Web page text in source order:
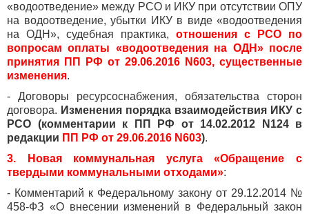
«водоотведение» между РСО и ИКУ при отсутствии ОПУ
на водоотведение, убытки ИКУ в виде «водоотведения
на ОДН», судебная практика, отношения с РСО по
вопросам оплаты «водоотведения на ОДН» после
принятия ПП РФ от 29.06.2016 N603, существенные
изменения.
- Договоры ресурсоснабжения, обязательства сторон
договора. Изменения порядка взаимодействия ИКУ с
РСО (комментарии к ПП РФ от 14.02.2012 N124 в
редакции ПП РФ от 29.06.2016 N603).
3. Новая коммунальная услуга «Обращение с
твердыми коммунальными отходами»:
- Комментарий к Федеральному закону от 29.12.2014 №
458-ФЗ «О внесении изменений в Федеральный закон